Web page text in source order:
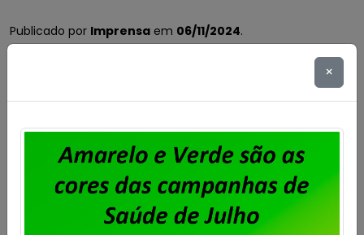
Publicado por Imprensa em 06/11/2024.
Foi eleita a Organização por Local de Trabalho dos
trabalhadores e trabalhadoras da BBTS. A votação
ocorreu nos dias 4 e 5 de novembro, conforme edital
publicado no site do Sindicato. A chapa Força e
União foi eleita com 94% dos votos para mandato de
dois (dois) anos, com início no dia 12 de novembro […]
×